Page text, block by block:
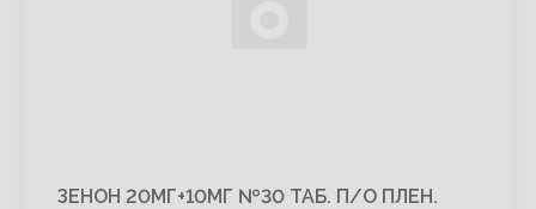
ЗЕНОН 20МГ+10МГ №30 ТАБ. П/О ПЛЕН.